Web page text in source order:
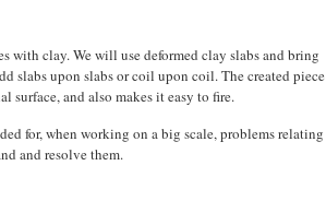
with clay. We will use deformed clay slabs and bring
slabs upon slabs or coil upon coil. The created piece
and also makes it easy to fire.
for, when working on a big scale, problems relating
and resolve them.